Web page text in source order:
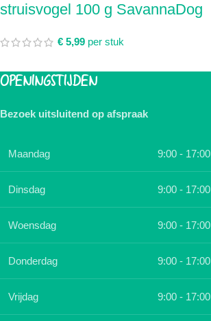
struisvogel 100 g SavannaDog
€ 5,99 per stuk
OPENINGSTIJDEN
Bezoek uitsluitend op afspraak
Maandag 9:00 - 17:00
Dinsdag 9:00 - 17:00
Woensdag 9:00 - 17:00
Donderdag 9:00 - 17:00
Vrijdag 9:00 - 17:00